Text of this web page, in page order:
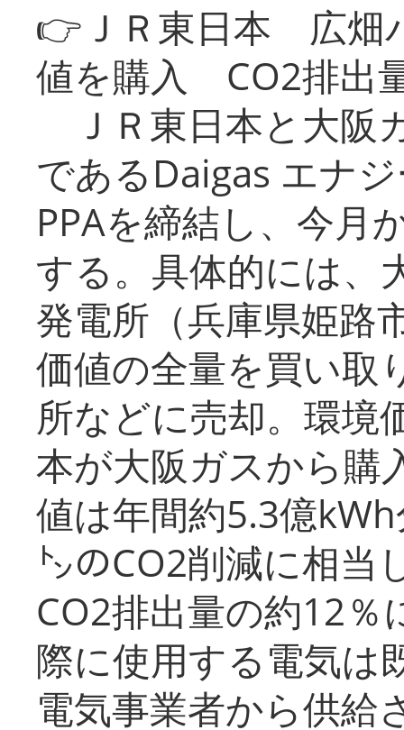
👉ＪＲ東日本 広畑
値を購入 CO2排出
ＪＲ東日本と大阪
であるDaigas エナ
PPAを締結し、今月
する。具体的には、
発電所（兵庫県姫路
価値の全量を買い取
所などに売却。環境
本が大阪ガスから購
値は年間約5.3億
㌧のCO2削減に相当
CO2排出量の約12％
際に使用する電気は
電気事業者から供給